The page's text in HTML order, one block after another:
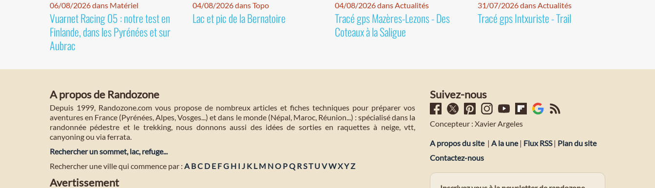
06/08/2026 dans Matériel
Vuarnet Racing 05 : notre test en
Finlande, dans les Pyrénées et sur
Aubrac
04/08/2026 dans Topo
Lac et pic de la Bernatoire
04/08/2026 dans Actualités
Tracé gps Mazères-Lezons - Des
Coteaux à la Saligue
31/07/2026 dans Actualités
Tracé gps Intxuriste - Trail
A propos de Randozone
Depuis 1999, Randozone.com vous propose de nombreux articles et fiches techniques pour préparer vos
aventures en France (Pyrénées, Alpes, Vosges...) et dans le monde (Népal, Maroc, Réunion...) : spécialisé dans la
randonnée pédestre et le trekking, nous donnons aussi des idées de sorties en raquettes à neige, vtt,
canyoning ou via ferrata.
Rechercher un sommet, lac, refuge...
Rechercher une ville qui commence par : A BC D E FG H I J K L M NO PQ RST U VWXYZ
Avertissement
Suivez-nous
Concepteur : Xavier Argeles
A propos du site | A la une| Flux RSS| Plan du site
Contactez-nous